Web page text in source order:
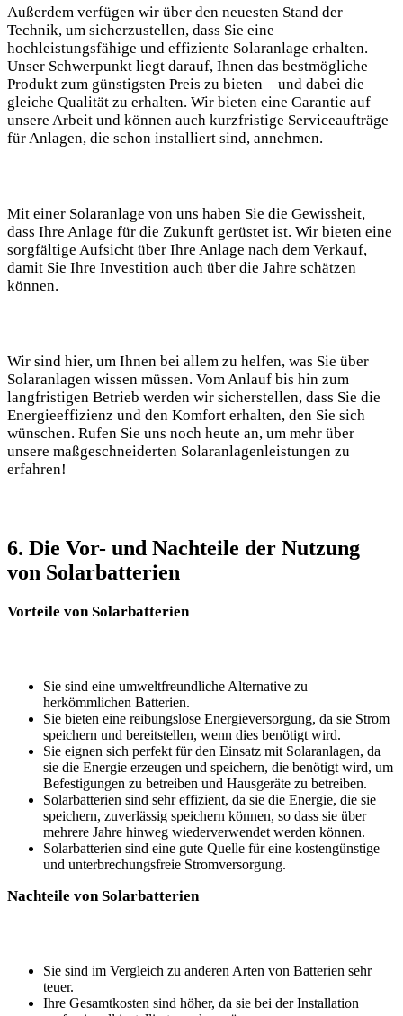
Außerdem verfügen⁣ wir über den ⁣neuesten Stand der
Technik, um sicherzustellen, dass ⁤Sie eine
hochleistungsfähige und effiziente Solaranlage ⁤erhalten.
Unser Schwerpunkt liegt darauf, Ihnen das bestmögliche
‌Produkt ⁣zum günstigsten Preis zu bieten – und dabei die
gleiche Qualität zu erhalten. Wir bieten eine Garantie auf
‍unsere⁢ Arbeit ​und können auch kurzfristige⁣ Serviceaufträge
für Anlagen, die ⁣schon installiert sind, annehmen.
Mit einer ‌Solaranlage von uns ​haben Sie die Gewissheit,
dass Ihre Anlage für die Zukunft gerüstet ist. Wir bieten eine
sorgfältige Aufsicht über Ihre Anlage nach dem Verkauf,
damit​ Sie Ihre Investition auch über die Jahre schätzen
‌können.
Wir sind hier, ‍um Ihnen bei ‌allem zu helfen, was Sie‌ über
Solaranlagen wissen⁤ müssen. Vom Anlauf‌ bis hin zum
langfristigen Betrieb werden wir sicherstellen, dass Sie die
Energieeffizienz und ⁢den Komfort erhalten, den Sie sich
wünschen. Rufen Sie uns⁣ noch⁤ heute an, um mehr über⁣
unsere maßgeschneiderten Solaranlagenleistungen zu
erfahren!
6. Die Vor- und Nachteile der Nutzung
von Solarbatterien
Vorteile von Solarbatterien
Sie sind⁢ eine umweltfreundliche ​Alternative zu⁣
herkömmlichen⁤ Batterien.
Sie bieten eine reibungslose Energieversorgung,​ da sie Strom
speichern und bereitstellen, wenn dies⁤ benötigt ⁤wird.
Sie eignen sich perfekt für den Einsatz mit Solaranlagen, da‍
sie die Energie erzeugen und speichern, ‍die benötigt​ wird, um
‌Befestigungen zu betreiben und Hausgeräte zu betreiben.
Solarbatterien sind sehr effizient,⁢ da sie die Energie,⁣ die sie
speichern,‌ zuverlässig speichern⁤ können,​ so dass sie über
mehrere Jahre⁢ hinweg wiederverwendet werden können.
Solarbatterien sind⁣ eine gute Quelle ‍für eine ​kostengünstige
⁢und⁢ unterbrechungsfreie Stromversorgung.
Nachteile von Solarbatterien
Sie sind im Vergleich zu anderen Arten von Batterien sehr
teuer.
Ihre Gesamtkosten sind höher, da ​sie‌ bei der Installation